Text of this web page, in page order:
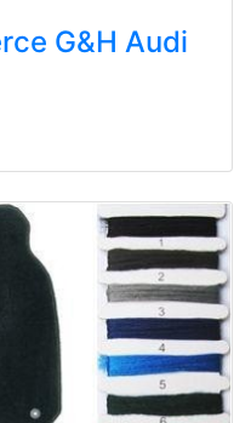
G&H Audi